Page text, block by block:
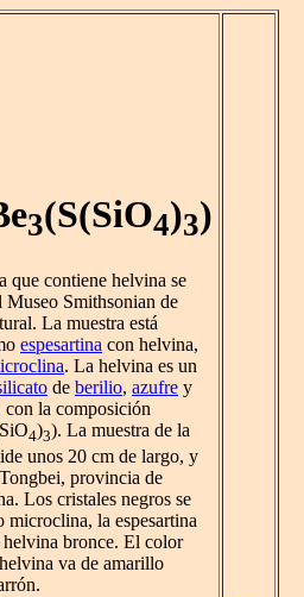
3(S(SiO4)3)
que contiene helvina se
Museo Smithsonian de
La muestra está
espesartina con helvina,
. La helvina es un
de berilio, azufre y
con la composición
4)3). La muestra de la
unos 20 cm de largo, y
provincia de
Los cristales negros se
microclina, la espesartina
helvina bronce. El color
va de amarillo